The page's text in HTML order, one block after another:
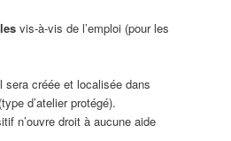
vis-à-vis de l’emploi (pour les
créée et localisée dans
d’atelier protégé).
n’ouvre droit à aucune aide